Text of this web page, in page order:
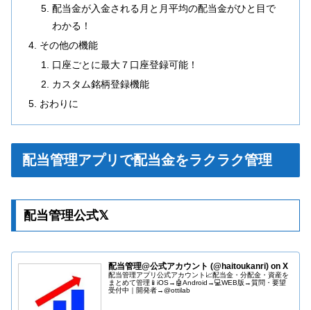
配当金が入金される月と月平均の配当金がひと目で
わかる！
その他の機能
口座ごとに最大７口座登録可能！
カスタム銘柄登録機能
おわりに
配当管理アプリで配当金をラクラク管理
配当管理公式𝕏
配当管理@公式アカウント (@haitoukanri) on X
配当管理アプリ公式アカウント📈配当金・分配金・資産を
まとめて管理📱iOS→🤖Android→💻WEB版→質問・要望
受付中｜開発者→@ottilab